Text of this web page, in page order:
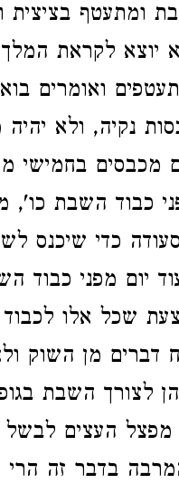
ומתעטף
יוצא לקראת
ואומרים
נקיה, ולא
מכבסים בחמישי
כבוד השבת כו',
כדי שיכנס
יום מפני כבוד
שכל אלו
דברים מן השוק
לצורך השבת
מפצל העצים
בדבר זה